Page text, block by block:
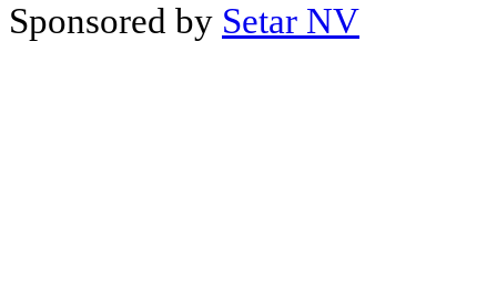
Sponsored by Setar NV